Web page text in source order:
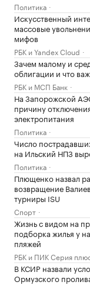
Политика
Искусственный
массовые
мифов
РБК и Yandex Cloud
Зачем малому и
облигации и что
РБК и МСП Банк
На Запорожской
причину
электропитания
Политика
Число
на Ильский НПЗ
Политика
Плющенко назвал
возвращение
турниры ISU
Спорт
Жизнь с видом на
подборка жилья у
пляжей
РБК и ПИК Серия
В КСИР назвали
Ормузского